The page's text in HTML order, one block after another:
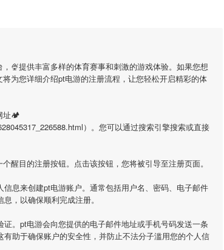
🍨提供丰富多样的体育赛事和刺激的游戏体验。如果您想
为您详细介绍pt电游的注册流程，让您轻松开启精彩的体
址🏕
）。您可以通过搜索引擎搜索或直接
醒目的注册按钮。点击该按钮，您将被引导至注册页面。
信息来创建pt电游账户。通常包括用户名、密码、电子邮件
，以确保顺利完成注册。
。 pt电游会向您提供的电子邮件地址或手机号码发送一条
助于确保账户的安全性，并防止不法分子滥用您的个人信